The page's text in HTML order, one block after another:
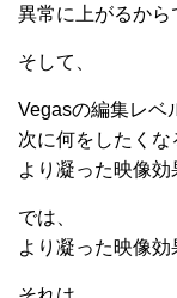
異常に上がるから
そして、
Vegasの編集レベ
次に何をしたくな
より凝った映像効
では、
より凝った映像